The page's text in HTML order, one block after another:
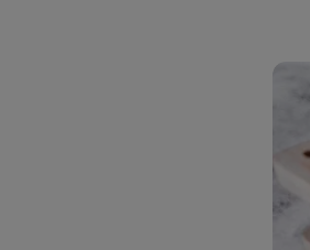
Maxi
dezert